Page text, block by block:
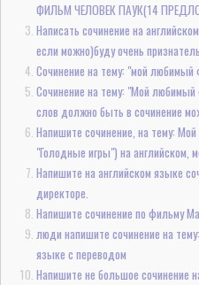
ФИЛЬМ ЧЕЛОВЕК ПАУК(14
Написать сочинение на
если можно)буду очень
Сочинение на тему: "мой любимый
Сочинение на тему: "Мой
слов должно быть в сочинение
Напишите сочинение, на тему:
"Голодные игры") на английском,
Напишите на английском языке
директоре.
Напишите сочинение по фильму
люди напишите сочинение на
языке с переводом
Напишите не большое сочинение